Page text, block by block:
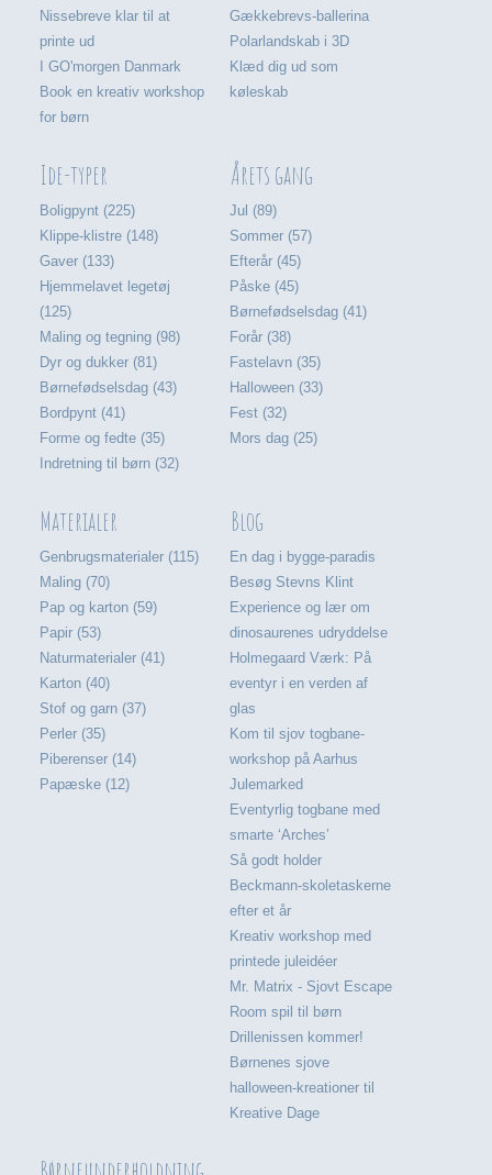
Nissebreve klar til at
printe ud
I GO'morgen Danmark
Book en kreativ workshop
for børn
Gækkebrevs-ballerina
Polarlandskab i 3D
Klæd dig ud som
køleskab
Ide-typer
Boligpynt (225)
Klippe-klistre (148)
Gaver (133)
Hjemmelavet legetøj
(125)
Maling og tegning (98)
Dyr og dukker (81)
Børnefødselsdag (43)
Bordpynt (41)
Forme og fedte (35)
Indretning til børn (32)
Årets gang
Jul (89)
Sommer (57)
Efterår (45)
Påske (45)
Børnefødselsdag (41)
Forår (38)
Fastelavn (35)
Halloween (33)
Fest (32)
Mors dag (25)
Materialer
Genbrugsmaterialer (115)
Maling (70)
Pap og karton (59)
Papir (53)
Naturmaterialer (41)
Karton (40)
Stof og garn (37)
Perler (35)
Piberenser (14)
Papæske (12)
Blog
En dag i bygge-paradis
Besøg Stevns Klint
Experience og lær om
dinosaurenes udryddelse
Holmegaard Værk: På
eventyr i en verden af
glas
Kom til sjov togbane-
workshop på Aarhus
Julemarked
Eventyrlig togbane med
smarte ‘Arches’
Så godt holder
Beckmann-skoletaskerne
efter et år
Kreativ workshop med
printede juleidéer
Mr. Matrix - Sjovt Escape
Room spil til børn
Drillenissen kommer!
Børnenes sjove
halloween-kreationer til
Kreative Dage